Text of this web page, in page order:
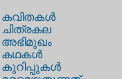
കവിതകള്‍
ചിത്രകല
അഭിമുഖം
കഥകള്‍
കുറിപ്പുകള്‍